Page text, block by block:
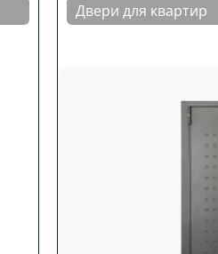
Двери для квартир